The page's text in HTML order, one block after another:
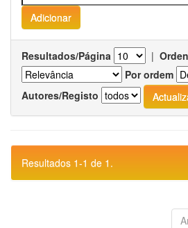
Resultados/Página |
Por ordem
Autores/Registo
Resultados 1-1 de 1.